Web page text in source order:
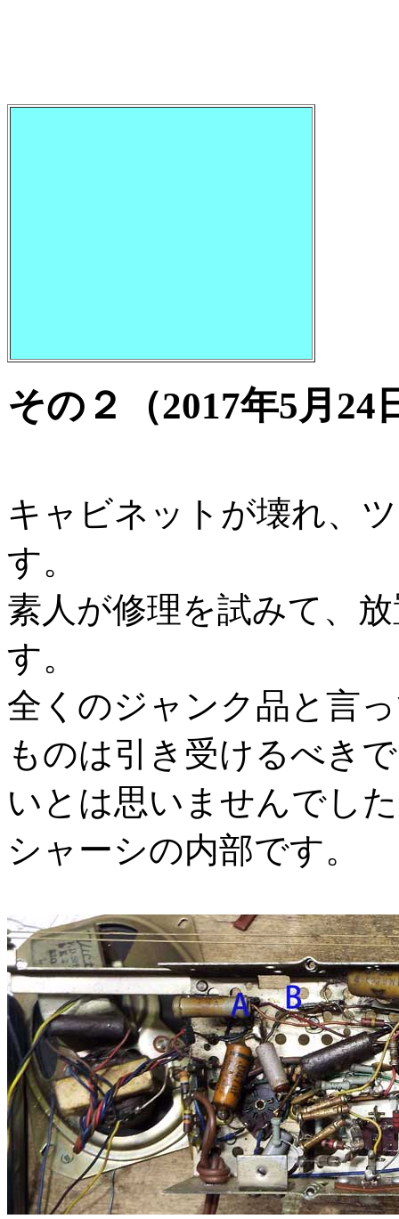
その２（2017年5月24
キャビネットが壊れ、
す。
素人が修理を試みて、
す。
全くのジャンク品と言
ものは引き受けるべき
いとは思いませんでし
シャーシの内部です。